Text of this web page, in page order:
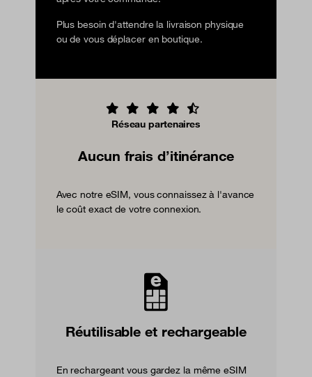
Plus besoin d'attendre la livraison physique
ou de vous déplacer en boutique.
Réseau partenaires
Aucun frais d’itinérance
Avec notre eSIM, vous connaissez à l'avance
le coût exact de votre connexion.
Réutilisable et rechargeable
En rechargeant vous gardez la même eSIM